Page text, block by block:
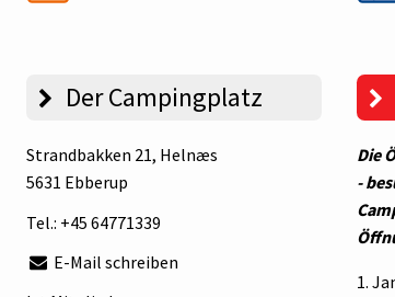
Der Campingplatz
Strandbakken 21, Helnæs
5631 Ebberup
Tel.: +45 64771339
E-Mail schreiben
Die
-
1.